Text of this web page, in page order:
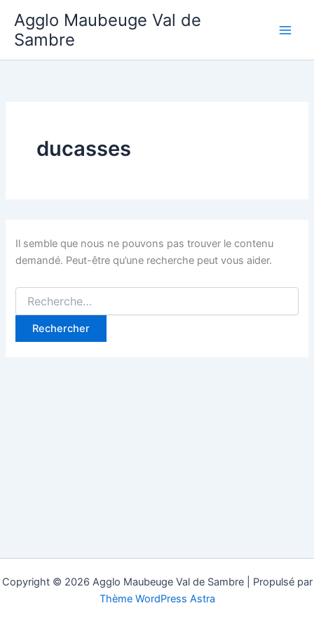
contenu
Agglo Maubeuge Val de
Sambre
ducasses
Il semble que nous ne pouvons pas trouver le contenu
demandé. Peut-être qu’une recherche peut vous aider.
Rechercher :
Copyright © 2026 Agglo Maubeuge Val de Sambre | Propulsé par
Thème WordPress Astra